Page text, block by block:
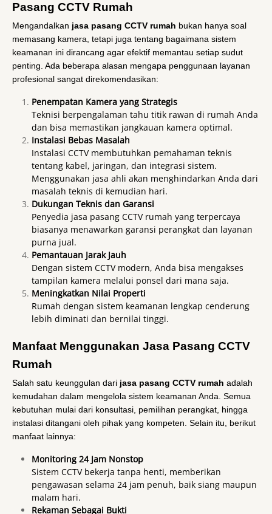
Pasang CCTV Rumah
Mengandalkan jasa pasang CCTV rumah bukan hanya soal
memasang kamera, tetapi juga tentang bagaimana sistem
keamanan ini dirancang agar efektif memantau setiap sudut
penting. Ada beberapa alasan mengapa penggunaan layanan
profesional sangat direkomendasikan:
Penempatan Kamera yang Strategis
Teknisi berpengalaman tahu titik rawan di rumah Anda
dan bisa memastikan jangkauan kamera optimal.
Instalasi Bebas Masalah
Instalasi CCTV membutuhkan pemahaman teknis
tentang kabel, jaringan, dan integrasi sistem.
Menggunakan jasa ahli akan menghindarkan Anda dari
masalah teknis di kemudian hari.
Dukungan Teknis dan Garansi
Penyedia jasa pasang CCTV rumah yang terpercaya
biasanya menawarkan garansi perangkat dan layanan
purna jual.
Pemantauan Jarak Jauh
Dengan sistem CCTV modern, Anda bisa mengakses
tampilan kamera melalui ponsel dari mana saja.
Meningkatkan Nilai Properti
Rumah dengan sistem keamanan lengkap cenderung
lebih diminati dan bernilai tinggi.
Manfaat Menggunakan Jasa Pasang CCTV
Rumah
Salah satu keunggulan dari jasa pasang CCTV rumah adalah
kemudahan dalam mengelola sistem keamanan Anda. Semua
kebutuhan mulai dari konsultasi, pemilihan perangkat, hingga
instalasi ditangani oleh pihak yang kompeten. Selain itu, berikut
manfaat lainnya:
Monitoring 24 Jam Nonstop
Sistem CCTV bekerja tanpa henti, memberikan
pengawasan selama 24 jam penuh, baik siang maupun
malam hari.
Rekaman Sebagai Bukti